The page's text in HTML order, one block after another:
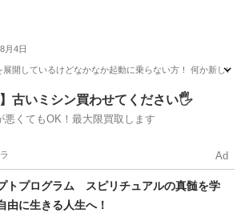
8月4日
展開しているけどなかなか起動に乗らない方！ 何か新し
千葉 富里市 その他
】古いミシン買わせてください🖐️
悪くてもOK！最大限買取します
Ad
トプログラム スピリチュアルの真髄を学
由に生きる人生へ！